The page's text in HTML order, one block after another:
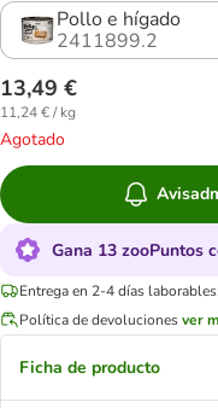
Pollo e hígado
2411899.2
13,49 €
11,24 € / kg
Agotado
Gana 13 zooPuntos
Entrega en 2-4 días laborables:
Política de devolucionesver
Ficha de producto